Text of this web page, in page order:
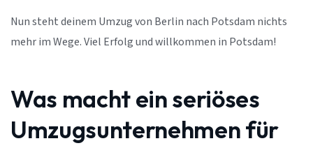
Nun steht deinem Umzug von Berlin nach Potsdam nichts
mehr im Wege. Viel Erfolg und willkommen in Potsdam!
Was macht ein seriöses
Umzugsunternehmen für